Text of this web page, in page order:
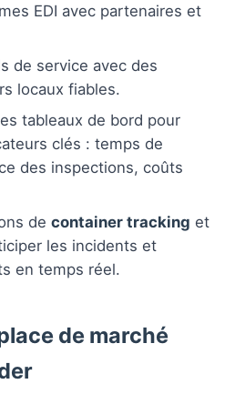
EDI avec partenaires et
de service avec des
locaux fiables.
tableaux de bord pour
clés : temps de
des inspections, coûts
de container tracking et
les incidents et
en temps réel.
de marché